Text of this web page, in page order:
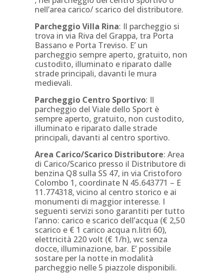
nell’area carico/ scarico del distributore.
Parcheggio Villa Rina: Il parcheggio si
trova in via Riva del Grappa, tra Porta
Bassano e Porta Treviso. E’ un
parcheggio sempre aperto, gratuito, non
custodito, illuminato e riparato dalle
strade principali, davanti le mura
medievali.
Parcheggio Centro Sportivo: Il
parcheggio del Viale dello Sport è
sempre aperto, gratuito, non custodito,
illuminato e riparato dalle strade
principali, davanti al centro sportivo.
Area Carico/Scarico Distributore: Area
di Carico/Scarico presso il Distributore di
benzina Q8 sulla SS 47, in via Cristoforo
Colombo 1, coordinate N 45.643771 – E
11.774318, vicino al centro storico e ai
monumenti di maggior interesse. I
seguenti servizi sono garantiti per tutto
l’anno: carico e scarico dell’acqua (€ 2,50
scarico e € 1 carico acqua n.litri 60),
elettricità 220 volt (€ 1/h), wc senza
docce, illuminazione, bar. E’ possibile
sostare per la notte in modalità
parcheggio nelle 5 piazzole disponibili.